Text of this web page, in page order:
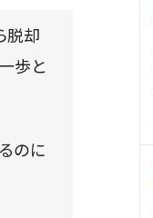
脱却
歩と
のに